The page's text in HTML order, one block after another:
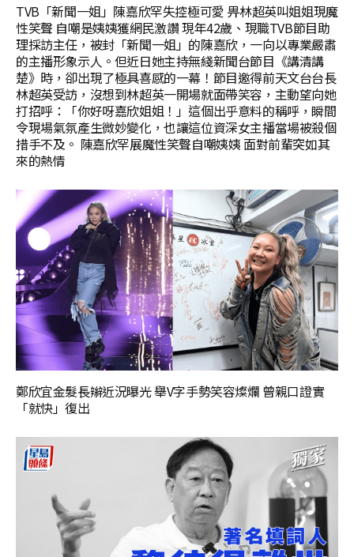
TVB「新聞一姐」陳嘉欣罕失控極可愛 畀林超英叫姐姐現魔
性笑聲 自嘲是姨姨獲網民激讚 現年42歲、現職TVB節目助
理採訪主任，被封「新聞一姐」的陳嘉欣，一向以專業嚴肅
的主播形象示人。但近日她主持無綫新聞台節目《講清講
楚》時，卻出現了極具喜感的一幕！節目邀得前天文台台長
林超英受訪，沒想到林超英一開場就面帶笑容，主動望向她
打招呼：「你好呀嘉欣姐姐！」這個出乎意料的稱呼，瞬間
令現場氣氛產生微妙變化，也讓這位資深女主播當場被殺個
措手不及。 陳嘉欣罕展魔性笑聲自嘲姨姨 面對前輩突如其
來的熱情
鄭欣宜金髮長辮近況曝光 舉V字手勢笑容燦爛 曾親口證實
「就快」復出